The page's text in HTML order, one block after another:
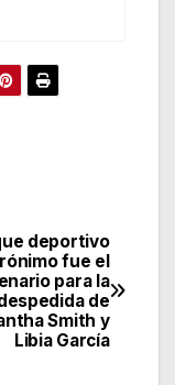
deportivo
fue el
para la
de
Smith y
Libia García